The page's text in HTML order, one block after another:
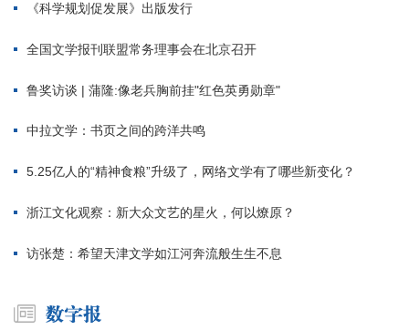
《科学规划促发展》出版发行
全国文学报刊联盟常务理事会在北京召开
鲁奖访谈 | 蒲隆:像老兵胸前挂"红色英勇勋章"
中拉文学：书页之间的跨洋共鸣
5.25亿人的“精神食粮”升级了，网络文学有了哪些新变化？
浙江文化观察：新大众文艺的星火，何以燎原？
访张楚：希望天津文学如江河奔流般生生不息